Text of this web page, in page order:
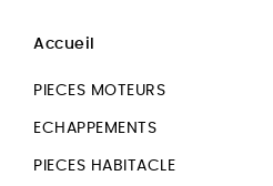
Accueil
PIECES MOTEURS
ECHAPPEMENTS
PIECES HABITACLE